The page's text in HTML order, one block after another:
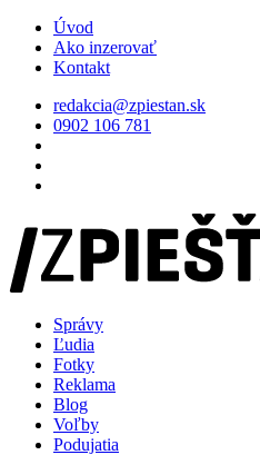
Úvod
Ako inzerovať
Kontakt
redakcia@zpiestan.sk
0902 106 781
Správy
Ľudia
Fotky
Reklama
Blog
Voľby
Podujatia